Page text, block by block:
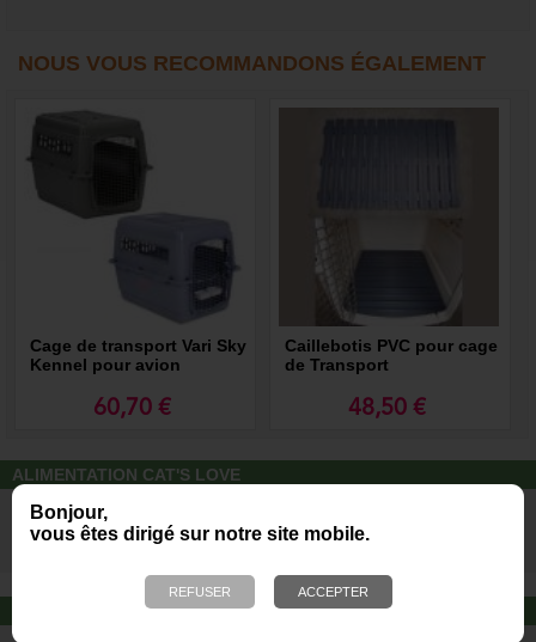
Bonjour,
vous êtes dirigé sur notre site mobile.
NOUS VOUS RECOMMANDONS ÉGALEMENT
Cage de transport Vari Sky
Kennel pour avion
60,70 €
Caillebotis PVC pour cage
de Transport
48,50 €
ALIMENTATION CAT'S LOVE
partir d’ingrédients 100% naturels.
JOUET POUR CHAT